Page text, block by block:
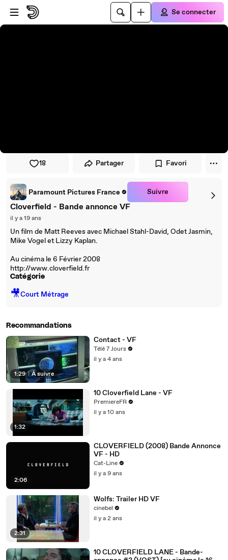
Passer au player
Passer au contenu principal
Se connecter
18 Partager Favori
Paramount Pictures France Suivre
Cloverfield - Bande annonce VF
il y a 19 ans
Un film de Matt Reeves avec Michael Stahl-David, Odet Jasmin,
Mike Vogel et Lizzy Kaplan.
Au cinéma le 6 Février 2008
http://www.cloverfield.fr
Catégorie
🎥Court Métrage
Recommandations
1:29 | À suivre
Contact - VF
Télé 7 Jours
il y a 4 ans
1:32
10 Cloverfield Lane - VF
PremiereFR
il y a 10 ans
2:06
CLOVERFIELD (2008) Bande Annonce
VF - HD
Cat-Line
il y a 9 ans
2:31
Wolfs: Trailer HD VF
cinebel
il y a 2 ans
10 CLOVERFIELD LANE - Bande-